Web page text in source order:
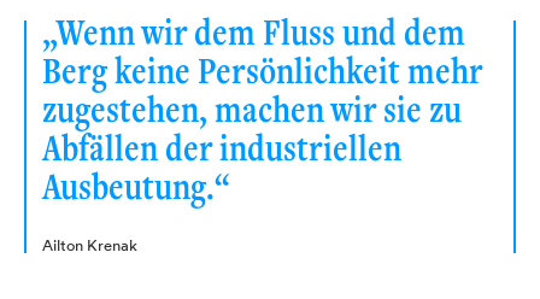
„Wenn wir dem Fluss und dem
Berg keine Persönlichkeit mehr
zugestehen, machen wir sie zu
Abfällen der industriellen
Ausbeutung.“
Ailton Krenak